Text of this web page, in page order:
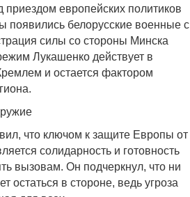
приездом европейских политиков
появились белорусские военные с
силы со стороны Минска
Лукашенко действует в
и остается фактором
что ключом к защите Европы от
солидарность и готовность
вызовам. Он подчеркнул, что ни
остаться в стороне, ведь угроза